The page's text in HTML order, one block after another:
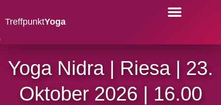
TreffpunktYoga
Yoga Nidra | Riesa | 23.
Oktober 2026 | 16.00